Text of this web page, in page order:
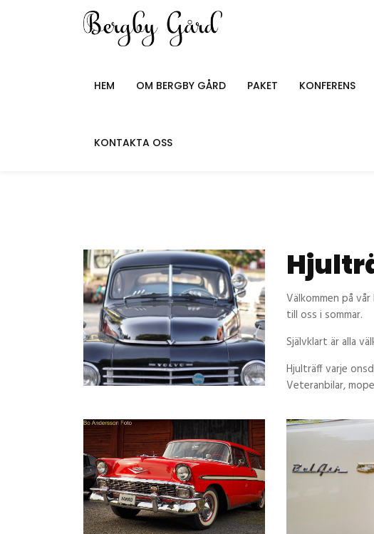
HEM OM BERGBY GÅRD PAKET KONFERENS
KONTAKTA OSS
Välkommen på
till oss i sommar.
Självklart är alla
Hjulträff varje
Veteranbilar,